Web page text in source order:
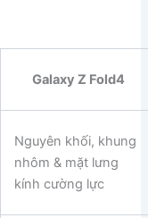
Galaxy Z Fold4
Nguyên khối, khung
nhôm & mặt lưng
kính cường lực